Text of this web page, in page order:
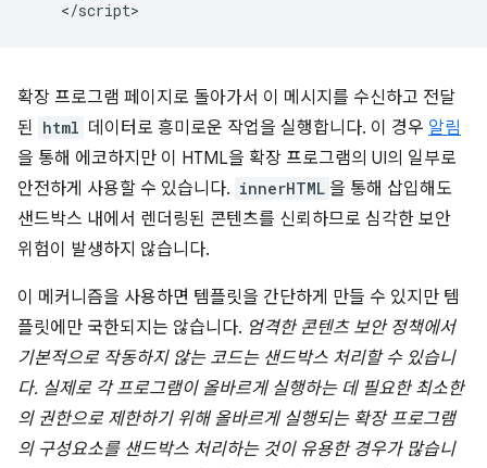
확장 프로그램 페이지로 돌아가서 이 메시지를 수신하고 전달
된 html 데이터로 흥미로운 작업을 실행합니다. 이 경우 알림
을 통해 에코하지만 이 HTML을 확장 프로그램의 UI의 일부로
안전하게 사용할 수 있습니다. innerHTML 을 통해 삽입해도
샌드박스 내에서 렌더링된 콘텐츠를 신뢰하므로 심각한 보안
위험이 발생하지 않습니다.
이 메커니즘을 사용하면 템플릿을 간단하게 만들 수 있지만 템
플릿에만 국한되지는 않습니다. 엄격한 콘텐츠 보안 정책에서
기본적으로 작동하지 않는 코드는 샌드박스 처리할 수 있습니
다. 실제로 각 프로그램이 올바르게 실행하는 데 필요한 최소한
의 권한으로 제한하기 위해 올바르게 실행되는 확장 프로그램
의 구성요소를 샌드박스 처리하는 것이 유용한 경우가 많습니